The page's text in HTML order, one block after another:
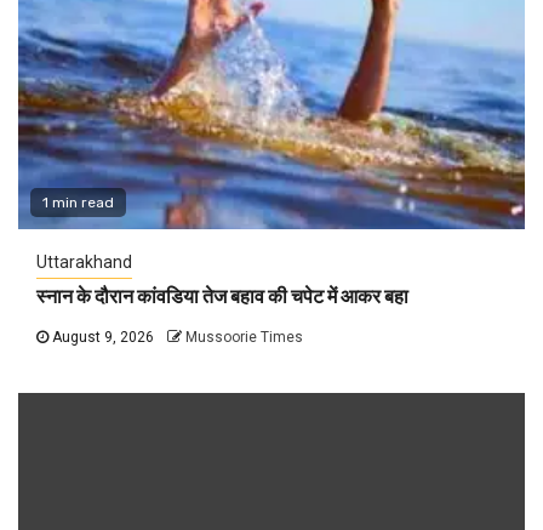
1 min read
Uttarakhand
स्नान के दौरान कांवडिया तेज बहाव की चपेट में आकर बहा
August 9, 2026 Mussoorie Times